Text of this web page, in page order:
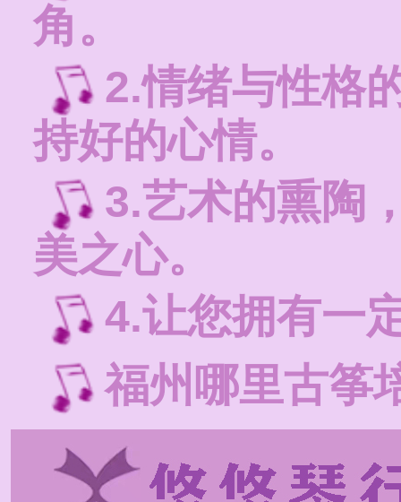
角。
2.情绪与性格
持好的心情。
3.艺术的熏陶
美之心。
4.让您拥有一
福州哪里古筝